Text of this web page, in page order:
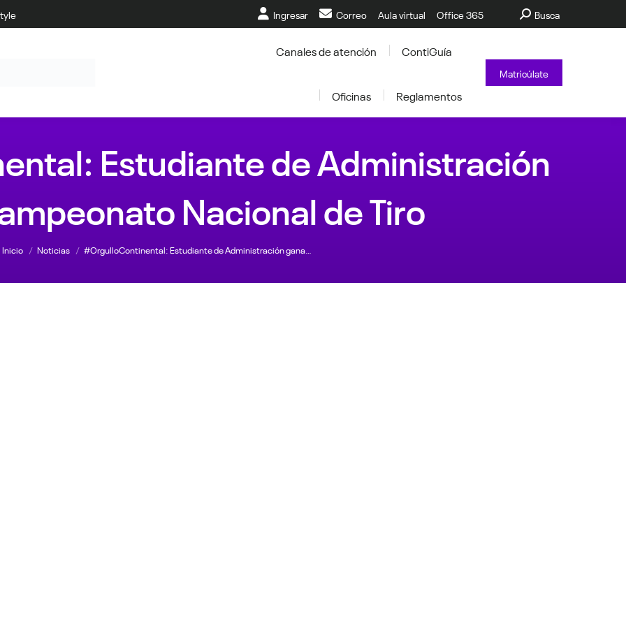
Ingresar Correo Aula virtual Office 365 Buscar:
Busca
Canales de atención ContiGuía
Oficinas Reglamentos
Matricúlate
Estudiante de Administración
Nacional de Tiro
Inicio Noticias #OrgulloContinental: Estudiante de Administración gana…